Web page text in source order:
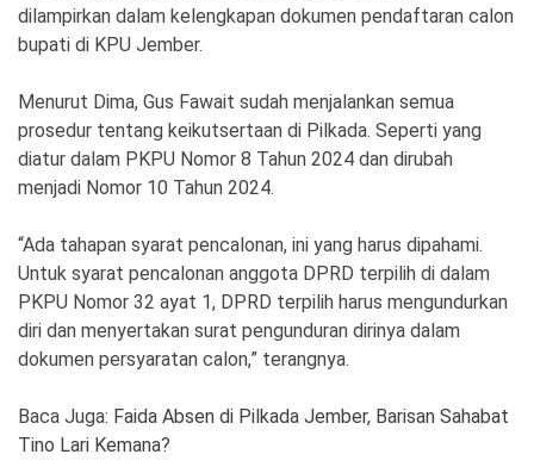
dilampirkan dalam kelengkapan dokumen pendaftaran calon
bupati di KPU Jember.
Menurut Dima, Gus Fawait sudah menjalankan semua
prosedur tentang keikutsertaan di Pilkada. Seperti yang
diatur dalam PKPU Nomor 8 Tahun 2024 dan dirubah
menjadi Nomor 10 Tahun 2024.
“Ada tahapan syarat pencalonan, ini yang harus dipahami.
Untuk syarat pencalonan anggota DPRD terpilih di dalam
PKPU Nomor 32 ayat 1, DPRD terpilih harus mengundurkan
diri dan menyertakan surat pengunduran dirinya dalam
dokumen persyaratan calon,” terangnya.
Baca Juga: Faida Absen di Pilkada Jember, Barisan Sahabat
Tino Lari Kemana?